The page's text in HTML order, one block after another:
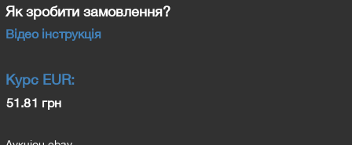
Як зробити замовлення?
Відео інструкція
Курс EUR:
51.81 грн